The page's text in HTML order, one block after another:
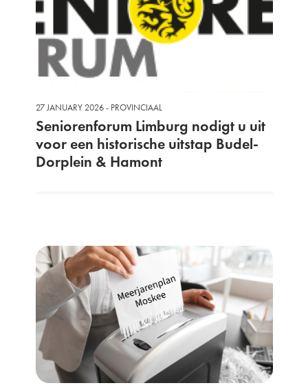
27 JANUARY 2026 - PROVINCIAAL
Seniorenforum Limburg nodigt u uit
voor een historische uitstap Budel-
Dorplein & Hamont